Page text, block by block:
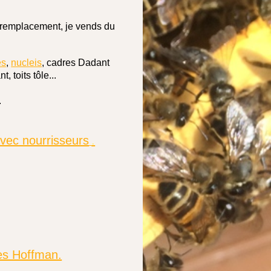
je vends du
, nucleis, cadres Dadant
toits tôle...
nourrisseurs .
Hoffman.